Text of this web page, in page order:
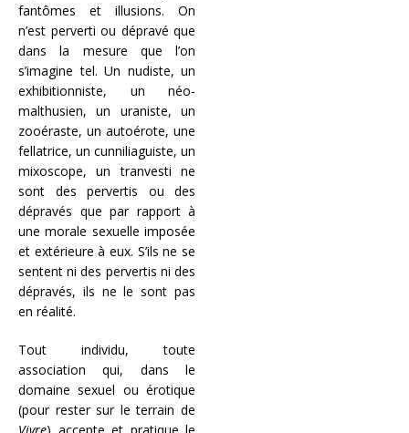
fantômes et illusions. On
n’est perverti ou dépravé que
dans la mesure que l’on
s’imagine tel. Un nudiste, un
exhibitionniste, un néo-
malthusien, un uraniste, un
zooéraste, un autoérote, une
fellatrice, un cunniliaguiste, un
mixoscope, un tranvesti ne
sont des pervertis ou des
dépravés que par rapport à
une morale sexuelle imposée
et extérieure à eux. S’ils ne se
sentent ni des pervertis ni des
dépravés, ils ne le sont pas
en réalité.
Tout individu, toute
association qui, dans le
domaine sexuel ou érotique
(pour rester sur le terrain de